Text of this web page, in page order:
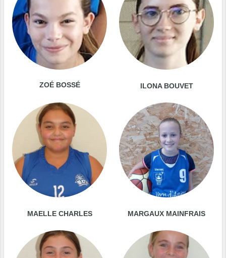
ZOÉ BOSSÉ ILONA BOUVET
MAELLE CHARLES MARGAUX MAINFRAIS